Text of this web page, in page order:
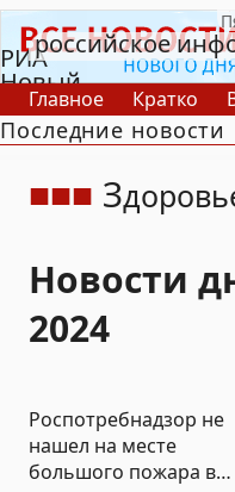
РИА
Новый
День
российское
Главное Кратко
В России
В мире
Последние новости
З
Новости
2024
Роспотребнадзор не
нашел на месте
большого пожара в